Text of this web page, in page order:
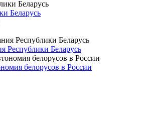
Беларусь
Республики Беларусь
белорусов в России